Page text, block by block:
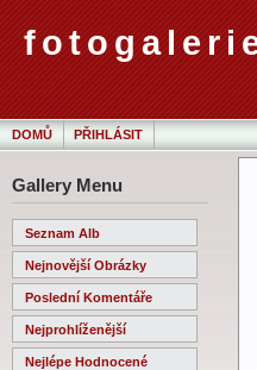
DOMŮ PŘIHLÁSIT
Gallery Menu
Seznam Alb
Nejnovější Obrázky
Poslední Komentáře
Nejprohlíženější
Nejlépe Hodnocené